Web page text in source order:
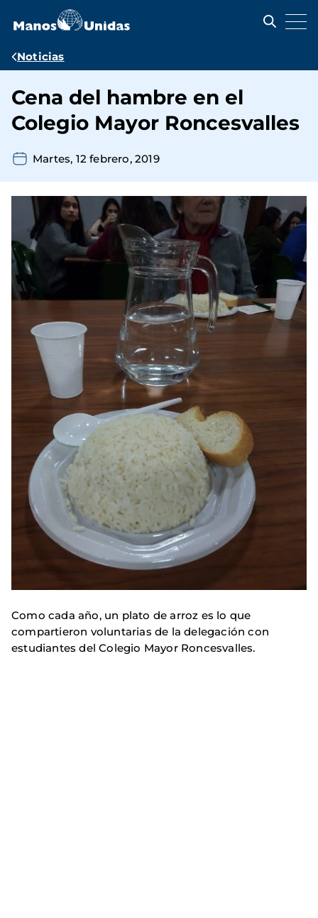
contenido
Ruta
navegación
Noticias
Cena del hambre en el
Colegio Mayor Roncesvalles
Martes, 12 febrero, 2019
Como cada año, un plato de arroz es lo que
compartieron voluntarias de la delegación con
estudiantes del Colegio Mayor Roncesvalles.